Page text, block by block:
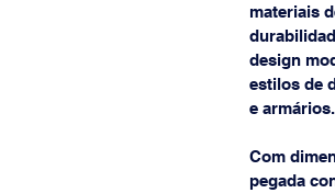
materiais
design
estilos de
e armários.
Com
pegada